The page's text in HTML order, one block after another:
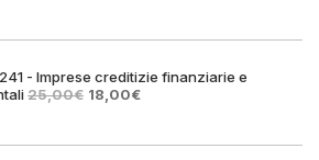
è:
- Imprese creditizie finanziarie e
25,00€ Il
era:
18,00€Il
è: